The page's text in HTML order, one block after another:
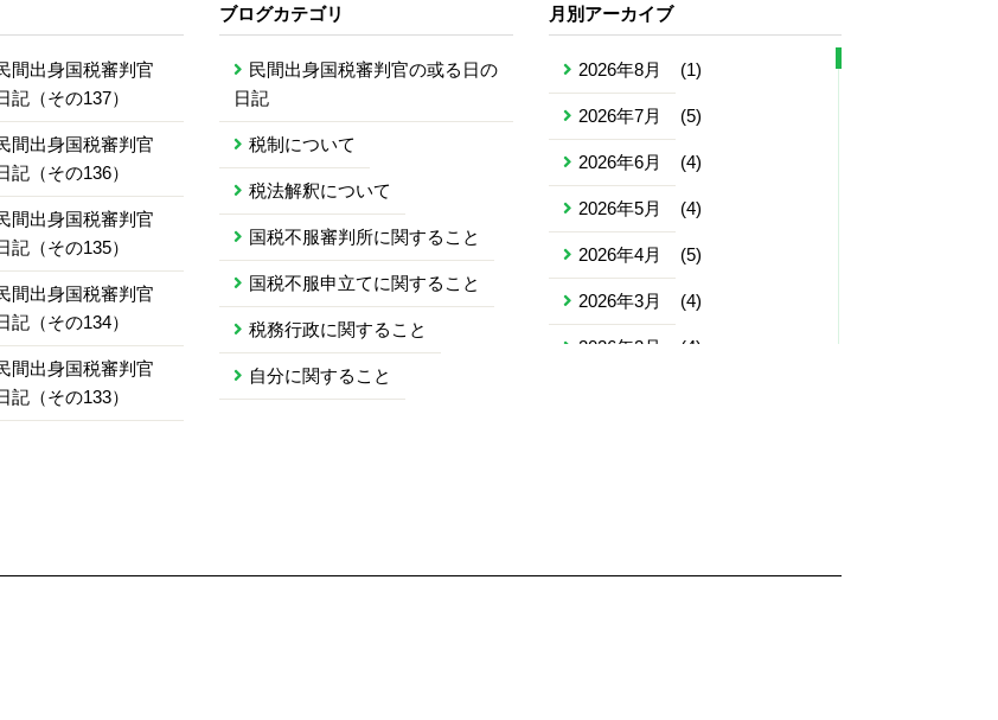
間出身国税審判官
記（その137）
間出身国税審判官
記（その136）
間出身国税審判官
記（その135）
間出身国税審判官
記（その134）
間出身国税審判官
記（その133）
ブログカテゴリ
民間出身国税審判官の或る日の
日記
税制について
税法解釈について
国税不服審判所に関すること
国税不服申立てに関すること
税務行政に関すること
自分に関すること
月別アーカイブ
2026年8月 (1)
2026年7月 (5)
2026年6月 (4)
2026年5月 (4)
2026年4月 (5)
2026年3月 (4)
2026年2月 (4)
2025年9月 (4)